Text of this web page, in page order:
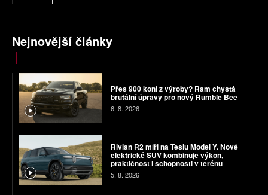
Nejnovější články
Přes 900 koní z výroby? Ram chystá
brutální úpravy pro nový Rumble Bee
6. 8. 2026
Rivian R2 míří na Teslu Model Y. Nové
elektrické SUV kombinuje výkon,
praktičnost i schopnosti v terénu
5. 8. 2026